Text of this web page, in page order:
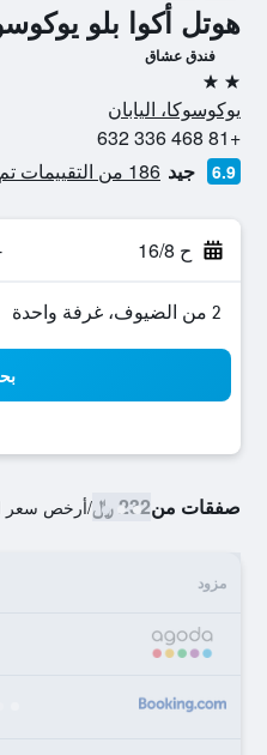
هوتل أكوا بلو
فندق عشاق
2 نجمتين
يوكوسوكا، اليابان
+81 468 336 632
6.9 جيد 186 من التقييمات تم التحقق منها
ح 16/8
2 من الضيوف، غرفة واحدة
صفقات من232 ﷼ /أرخص سعر
مزود